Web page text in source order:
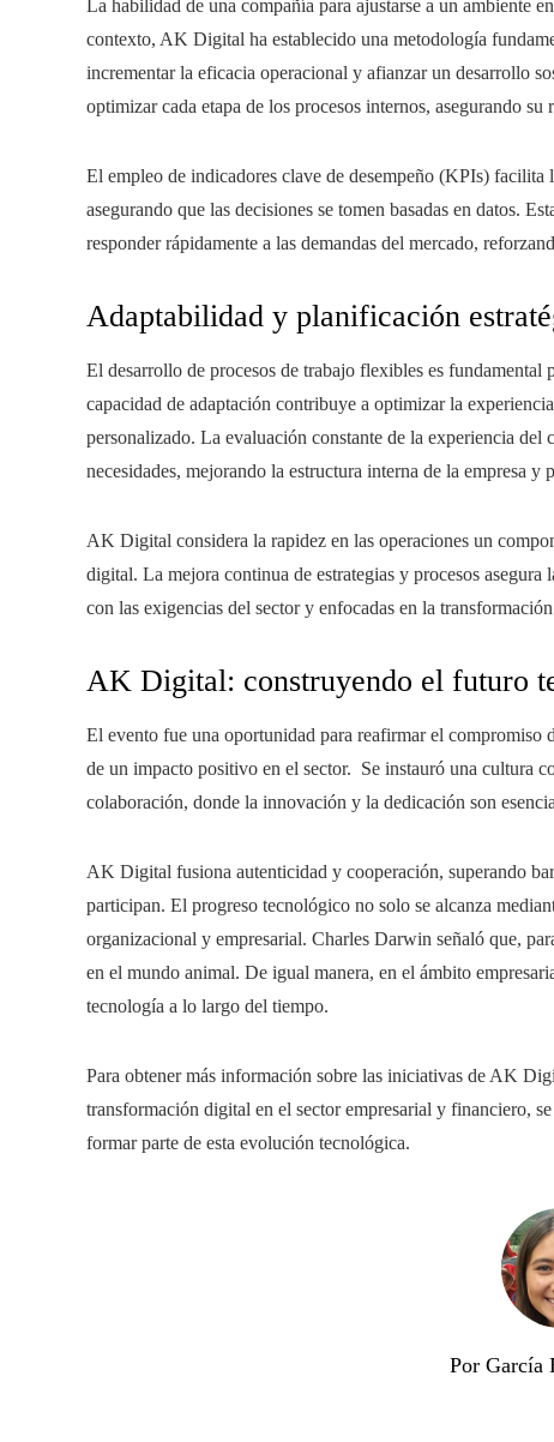
La habilidad de una compañía para ajustarse a un ambiente
contexto, AK Digital ha establecido una metodología
incrementar la eficacia operacional y afianzar un desarrollo
optimizar cada etapa de los procesos internos, asegurando
El empleo de indicadores clave de desempeño (KPIs)
asegurando que las decisiones se tomen basadas en datos.
responder rápidamente a las demandas del mercado,
Adaptabilidad y planificación
El desarrollo de procesos de trabajo flexibles es fundamental
capacidad de adaptación contribuye a optimizar la
personalizado. La evaluación constante de la experiencia del
necesidades, mejorando la estructura interna de la empresa
AK Digital considera la rapidez en las operaciones un
digital. La mejora continua de estrategias y procesos
con las exigencias del sector y enfocadas en la
AK Digital: construyendo el futuro
El evento fue una oportunidad para reafirmar el compromiso
de un impacto positivo en el sector. Se instauró una cultura
colaboración, donde la innovación y la dedicación son
AK Digital fusiona autenticidad y cooperación, superando
participan. El progreso tecnológico no solo se alcanza
organizacional y empresarial. Charles Darwin señaló que,
en el mundo animal. De igual manera, en el ámbito
tecnología a lo largo del tiempo.
Para obtener más información sobre las iniciativas de AK
transformación digital en el sector empresarial y financiero,
formar parte de esta evolución tecnológica.
Por García